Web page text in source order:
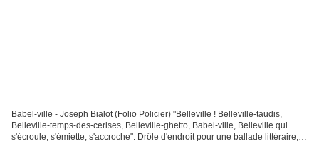
Babel-ville - Joseph Bialot (Folio Policier) "Belleville ! Belleville-taudis,
Belleville-temps-des-cerises, Belleville-ghetto, Babel-ville, Belleville qui
s'écroule, s'émiette, s'accroche". Drôle d'endroit pour une ballade littéraire,